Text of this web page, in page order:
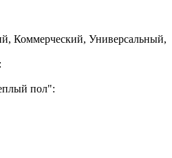
Коммерческий, Универсальный,
пол":